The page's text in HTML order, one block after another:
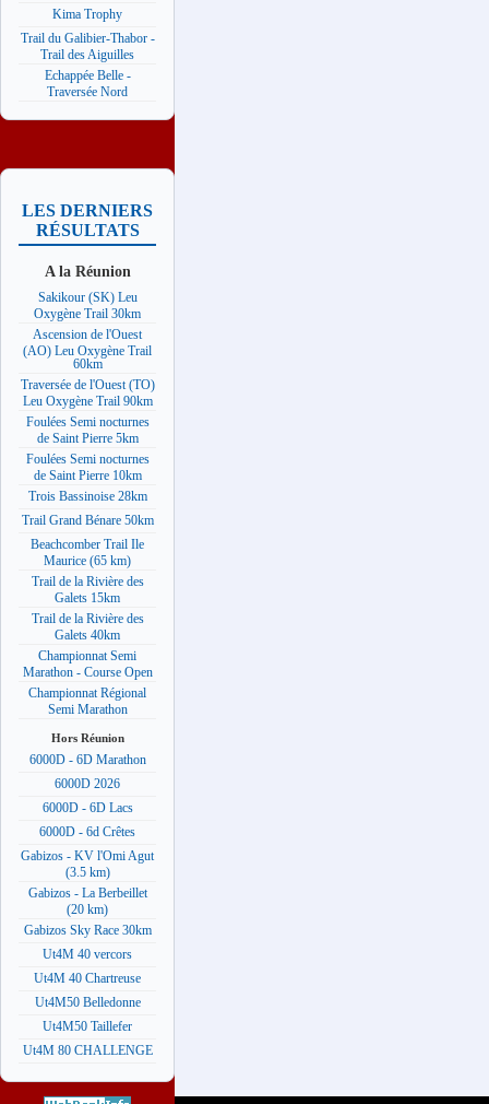
Kima Trophy
Trail du Galibier-Thabor -
Trail des Aiguilles
Echappée Belle -
Traversée Nord
LES DERNIERS
RÉSULTATS
A la Réunion
Sakikour (SK) Leu
Oxygène Trail 30km
Ascension de l'Ouest
(AO) Leu Oxygène Trail
60km
Traversée de l'Ouest (TO)
Leu Oxygène Trail 90km
Foulées Semi nocturnes
de Saint Pierre 5km
Foulées Semi nocturnes
de Saint Pierre 10km
Trois Bassinoise 28km
Trail Grand Bénare 50km
Beachcomber Trail Ile
Maurice (65 km)
Trail de la Rivière des
Galets 15km
Trail de la Rivière des
Galets 40km
Championnat Semi
Marathon - Course Open
Championnat Régional
Semi Marathon
Hors Réunion
6000D - 6D Marathon
6000D 2026
6000D - 6D Lacs
6000D - 6d Crêtes
Gabizos - KV l'Omi Agut
(3.5 km)
Gabizos - La Berbeillet
(20 km)
Gabizos Sky Race 30km
Ut4M 40 vercors
Ut4M 40 Chartreuse
Ut4M50 Belledonne
Ut4M50 Taillefer
Ut4M 80 CHALLENGE